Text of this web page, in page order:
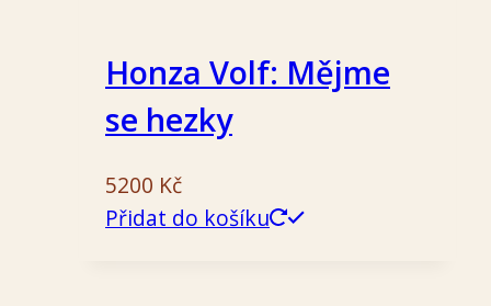
Honza Volf: Mějme
se hezky
5200 Kč
Přidat do košíku